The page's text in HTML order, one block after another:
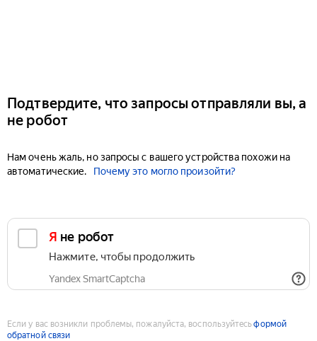
Подтвердите, что запросы отправляли вы, а
не робот
Нам очень жаль, но запросы с вашего устройства похожи на
автоматические.
Почему это могло произойти?
Я не робот
Нажмите, чтобы продолжить
Yandex SmartCaptcha
Если у вас возникли проблемы, пожалуйста, воспользуйтесьформой
обратной связи